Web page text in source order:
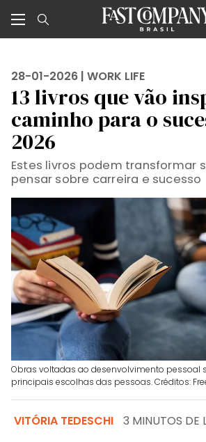
28-01-2026 | WORK LIFE
13 livros que vão
caminho para o
2026
Estes livros podem transformar
pensar sobre carreira e sucesso
Obras voltadas ao desenvolvimento pessoal
principais escolhas das pessoas. Créditos:
VITÓRIA TEDESCHI 3 MINUTOS DE